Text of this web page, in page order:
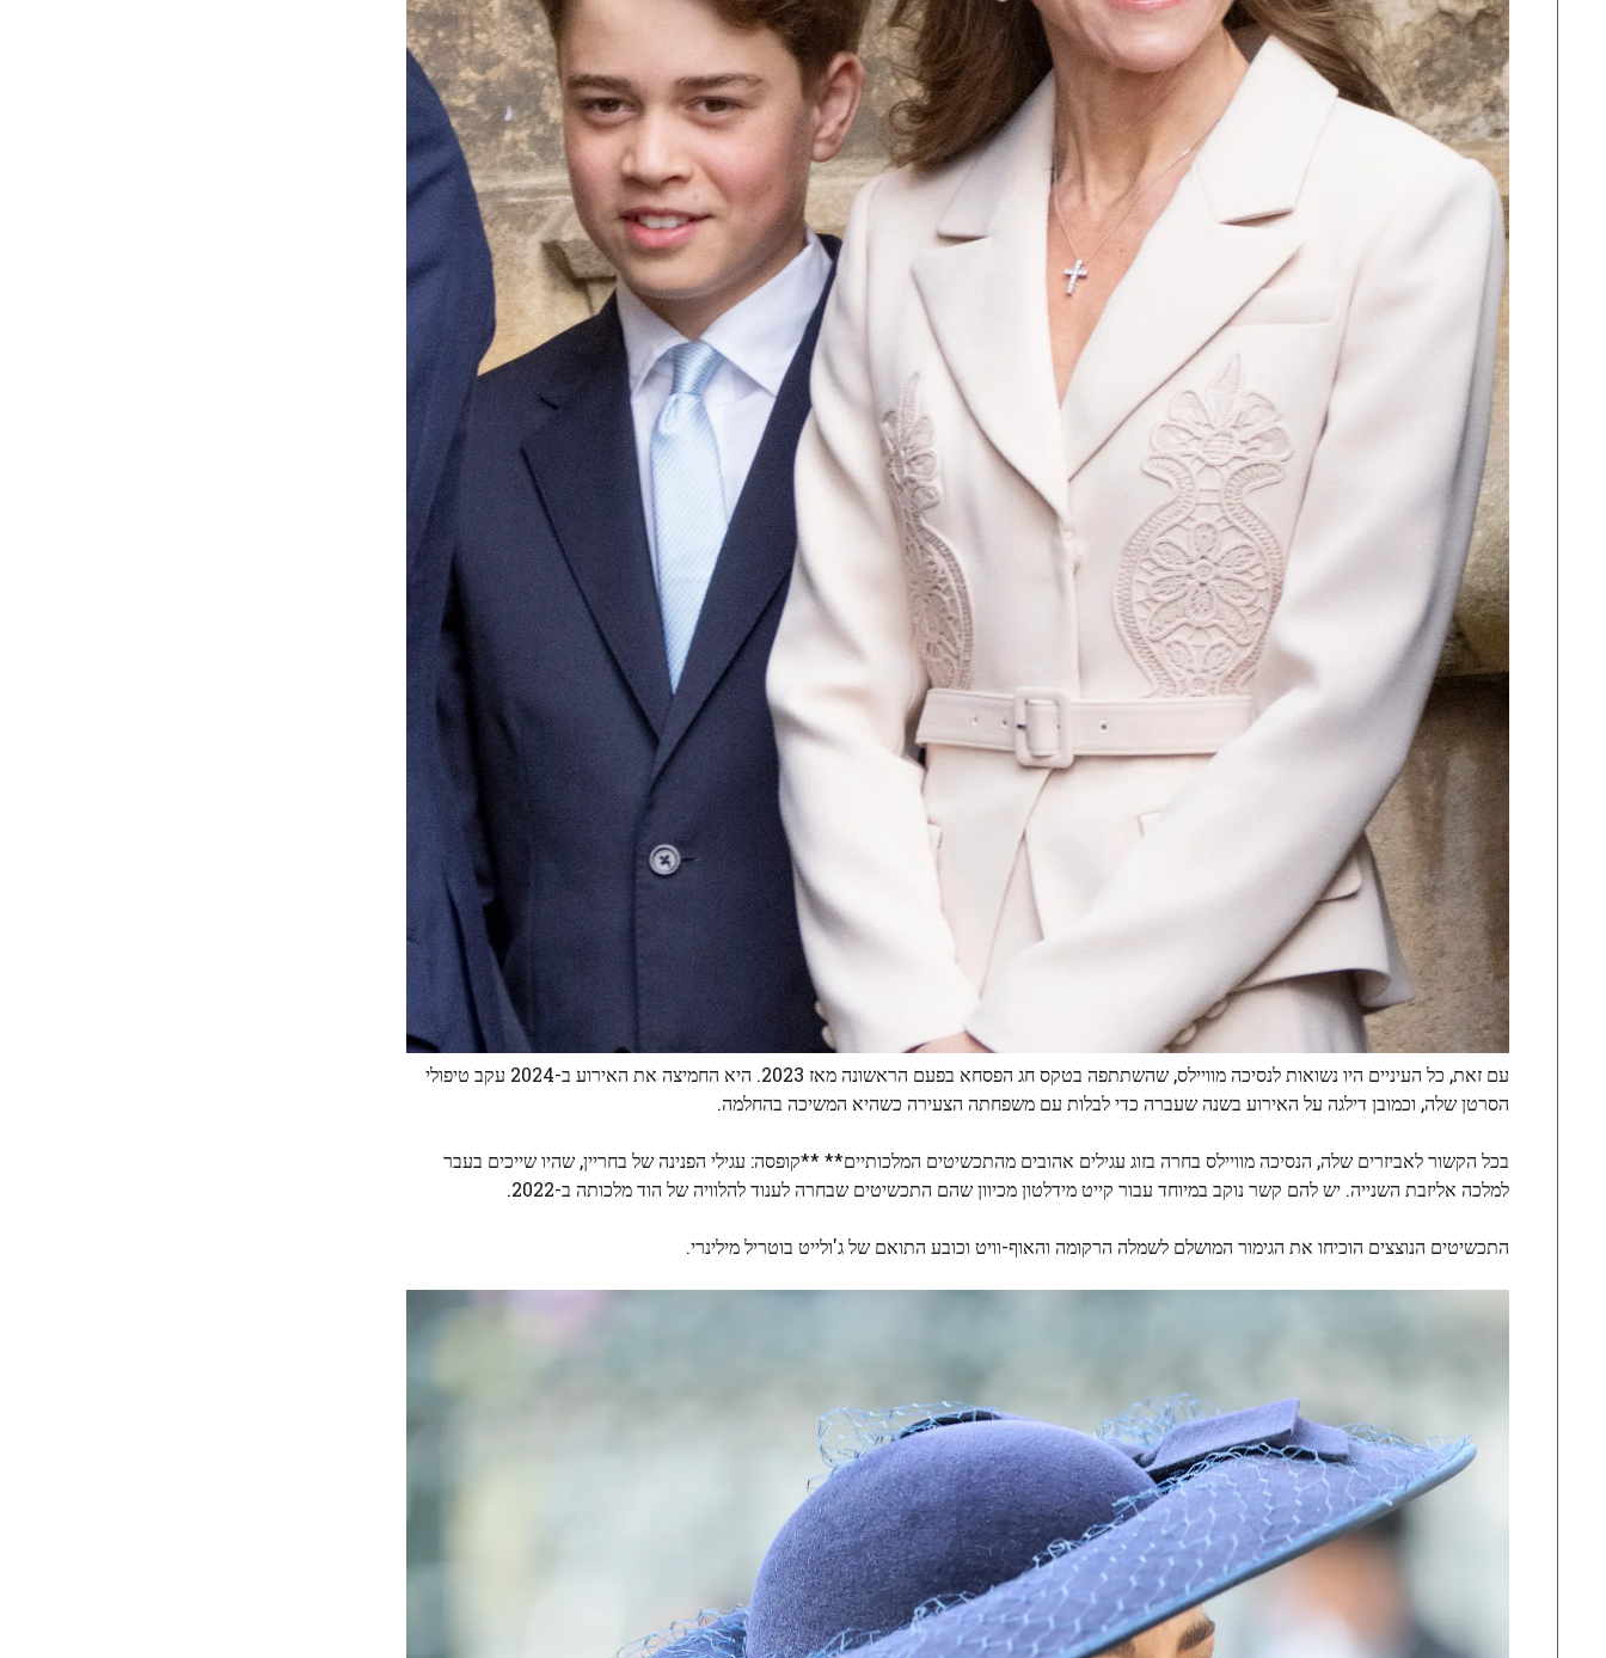
עם זאת, כל העיניים היו נשואות לנסיכה מוויילס, שהשתתפה בטקס חג הפסחא בפעם הראשונה מאז 2023. היא החמיצה את האירוע ב-2024 עקב טיפולי
הסרטן שלה, וכמובן דילגה על האירוע בשנה שעברה כדי לבלות עם משפחתה הצעירה כשהיא המשיכה בהחלמה.
בכל הקשור לאביזרים שלה, הנסיכה מוויילס בחרה בזוג עגילים אהובים מהתכשיטים המלכותיים** ​​**קופסה: עגילי הפנינה של בחריין, שהיו שייכים בעבר
למלכה אליזבת השנייה. יש להם קשר נוקב במיוחד עבור קייט מידלטון מכיוון שהם התכשיטים שבחרה לענוד להלוויה של הוד מלכותה ב-2022.
התכשיטים הנוצצים הוכיחו את הגימור המושלם לשמלה הרקומה והאוף-וויט וכובע התואם של ג'ולייט בוטריל מילינרי.